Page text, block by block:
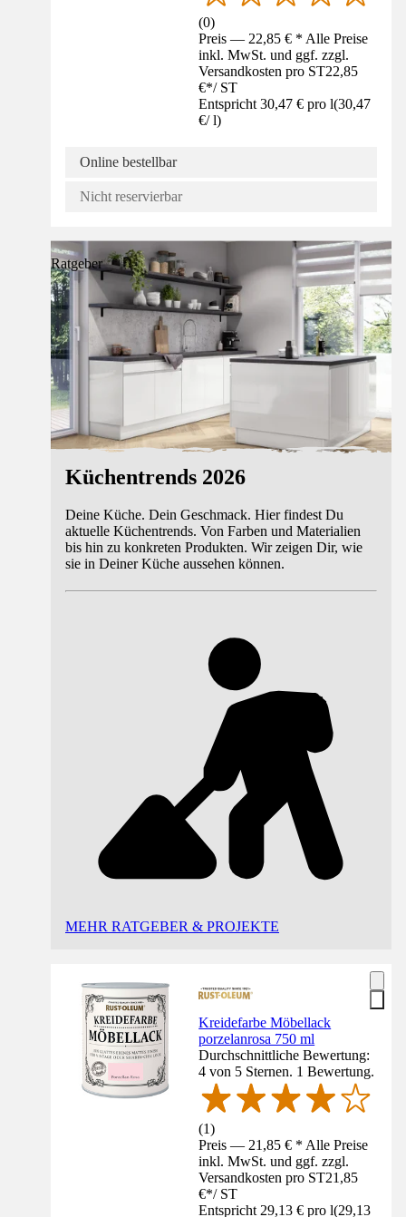
(0)
Preis — 22,85 € * Alle Preise
inkl. MwSt. und ggf. zzgl.
Versandkosten pro ST22,85
€*/ ST
Entspricht 30,47 € pro l(30,47
€/ l)
Online bestellbar
Nicht reservierbar
Ratgeber
Küchentrends 2026
Deine Küche. Dein Geschmack. Hier findest Du
aktuelle Küchentrends. Von Farben und Materialien
bis hin zu konkreten Produkten. Wir zeigen Dir, wie
sie in Deiner Küche aussehen können.
MEHR RATGEBER & PROJEKTE
Kreidefarbe Möbellack
porzelanrosa 750 ml
Durchschnittliche Bewertung:
4 von 5 Sternen. 1 Bewertung.
(1)
Preis — 21,85 € * Alle Preise
inkl. MwSt. und ggf. zzgl.
Versandkosten pro ST21,85
€*/ ST
Entspricht 29,13 € pro l(29,13